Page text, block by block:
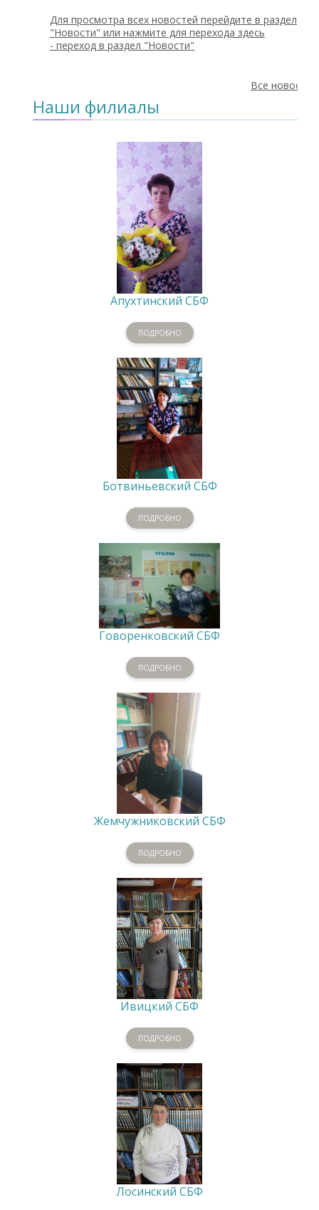
Для просмотра всех новостей перейдите в раздел
"Новости" или нажмите для перехода здесь
- переход в раздел "Новости"
Все новости
Наши филиалы
Апухтинский СБФ
ПОДРОБНО
Ботвиньевский СБФ
ПОДРОБНО
Говоренковский СБФ
ПОДРОБНО
Жемчужниковский СБФ
ПОДРОБНО
Ивицкий СБФ
ПОДРОБНО
Лосинский СБФ